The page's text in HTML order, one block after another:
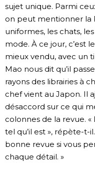
sujet unique. Parmi
on peut mentionner la
uniformes, les chats,
mode. À ce jour, c’est
mieux vendu, avec un
Mao nous dit qu’il
rayons des librairies à
chef vient au Japon. Il
désaccord sur ce qui
colonnes de la revue.
tel qu’il est », répète-t-
bonne revue si vous
chaque détail. »